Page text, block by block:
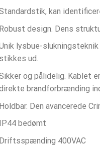
kan
design. Dens
lysbue-
ud.
og pålidelig. Kablet
brandforbrænding
Den avancerede
bedømt
400VAC